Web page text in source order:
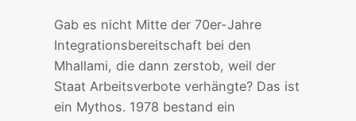
Gab es nicht Mitte der 70er-Jahre
Integrationsbereitschaft bei den
Mhallami, die dann zerstob, weil der
Staat Arbeitsverbote verhängte? Das ist
ein Mythos. 1978 bestand ein